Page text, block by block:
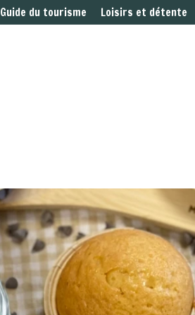
Guide du tourisme Loisirs et détente